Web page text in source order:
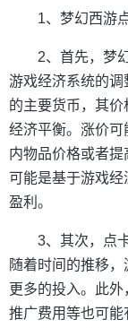
1、梦幻西游
2、首先，梦
游戏经济系统的
的主要货币，其
经济平衡。涨价
内物品价格或者
可能是基于游戏
盈利。
3、其次，点
随着时间的推移
更多的投入。此
推广费用等也可